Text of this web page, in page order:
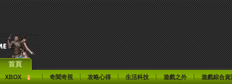
首頁
XBOX 奇聞奇視 攻略心得 生活科技 遊戲之外 遊戲綜合資